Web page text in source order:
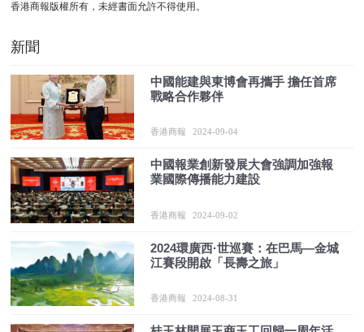
香港商報版權所有，未經書面允許不得使用。
新聞
中國能建與東博會再攜手 擔任首席
戰略合作夥伴
香港商報 2024-09-04
中國報業創新發展大會強調加強報
業國際傳播能力建設
香港商報 2024-09-02
2024環廣西·世巡賽：在巴馬—金城
江賽段開啟「長壽之旅」
香港商報 2024-08-31